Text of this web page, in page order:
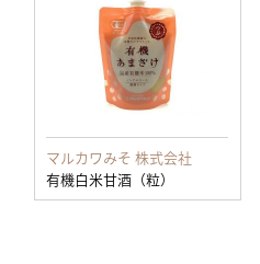
マルカワみそ 株式会社
有機白米甘酒（粒）